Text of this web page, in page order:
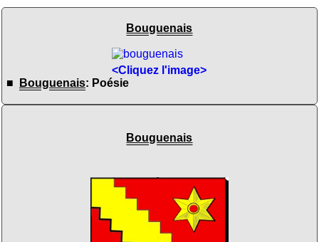
Bouguenais
<Cliquez l'image>
■
Bouguenais: Poésie
Bouguenais